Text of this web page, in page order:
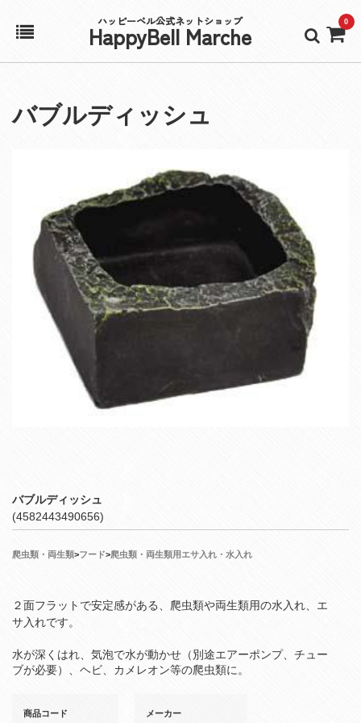
ハッピーベル公式ネットショップ
HappyBell Marche 0
アカウント
バブルディッシュ
バブルディッシュ
(4582443490656)
爬虫類・両生類>フード>爬虫類・両生類用エサ入れ・水入れ
２面フラットで安定感がある、爬虫類や両生類用の水入れ、エ
サ入れです。
水が深くはれ、気泡で水が動かせ（別途エアーポンプ、チュー
ブが必要）、ヘビ、カメレオン等の爬虫類に。
商品コード メーカー